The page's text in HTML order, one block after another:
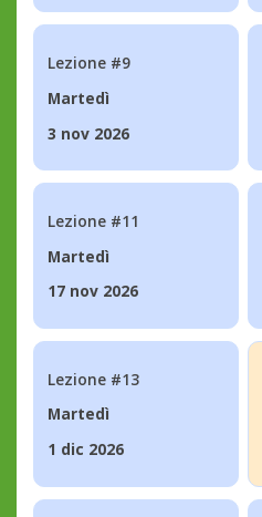
Lezione #9
Martedì
3 nov 2026
Lezione #11
Martedì
17 nov 2026
Lezione #13
Martedì
1 dic 2026